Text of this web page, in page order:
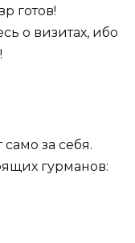
готов!
о визитах, ибо
за себя.
гурманов: